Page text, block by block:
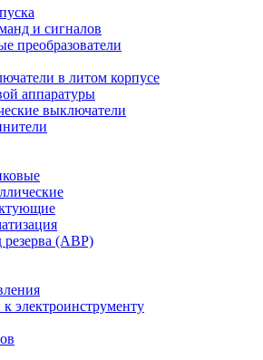
и сигналов
преобразователи
в литом корпусе
аппаратуры
выключатели
резерва (АВР)
электроинструменту